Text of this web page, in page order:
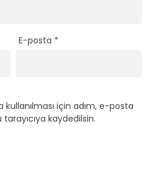
E-posta *
için adım, e-posta
kaydedilsin.